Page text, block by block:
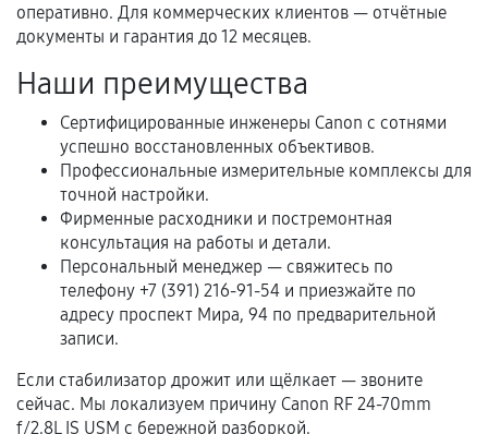
Обращение после окончания гарантийного
срока.
Программные сбои, если это не указано в
Если комплектующие куплены
самостоятельно
Гарантия на выполненные работы может
сохраняться полностью или частично, если
соблюдены следующие условия:
техническим параметрам и не имеют внешних
дефектов.
оперативно. Для коммерческих клиентов — отчётные
документы и гарантия до 12 месяцев.
Наши преимущества
Сертифицированные инженеры Canon с сотнями
успешно восстановленных объективов.
Профессиональные измерительные комплексы для
точной настройки.
Фирменные расходники и постремонтная
консультация на работы и детали.
Персональный менеджер — свяжитесь по
телефону +7 (391) 216-91-54 и приезжайте по
адресу проспект Мира, 94 по предварительной
записи.
Если стабилизатор дрожит или щёлкает — звоните
сейчас. Мы локализуем причину Canon RF 24‑70mm
f/2.8L IS USM с бережной разборкой.